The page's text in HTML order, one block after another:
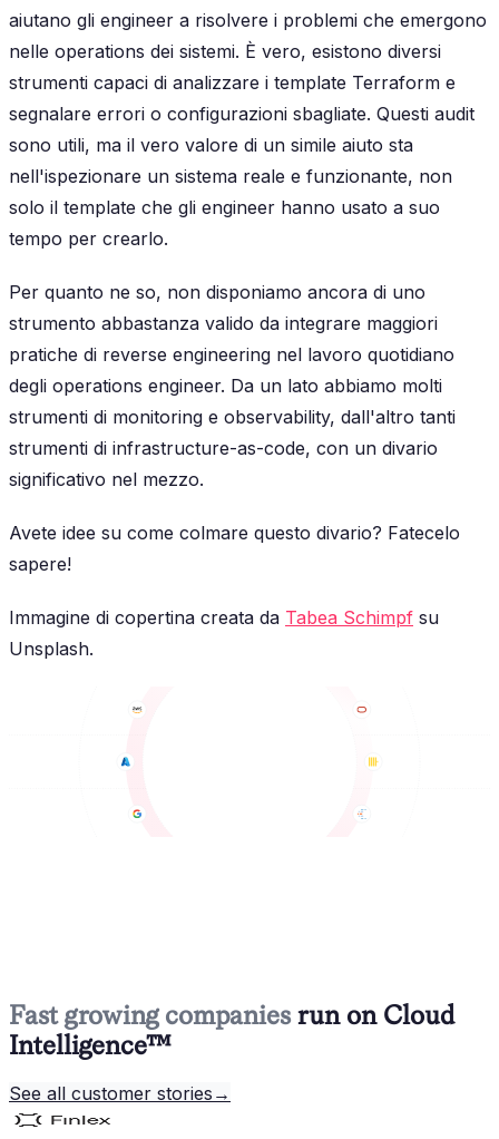
aiutano gli engineer a risolvere i problemi che emergono
nelle operations dei sistemi. È vero, esistono diversi
strumenti capaci di analizzare i template Terraform e
segnalare errori o configurazioni sbagliate. Questi audit
sono utili, ma il vero valore di un simile aiuto sta
nell'ispezionare un sistema reale e funzionante, non
solo il template che gli engineer hanno usato a suo
tempo per crearlo.
Per quanto ne so, non disponiamo ancora di uno
strumento abbastanza valido da integrare maggiori
pratiche di reverse engineering nel lavoro quotidiano
degli operations engineer. Da un lato abbiamo molti
strumenti di monitoring e observability, dall'altro tanti
strumenti di infrastructure-as-code, con un divario
significativo nel mezzo.
Avete idee su come colmare questo divario? Fatecelo
sapere!
Immagine di copertina creata da Tabea Schimpf su
Unsplash.
Fast growing companies run on Cloud
Intelligence™
See all customer stories →